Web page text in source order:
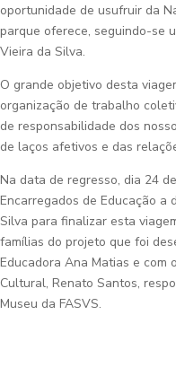
oportunidade de usufruir da
parque oferece, seguindo-se
Vieira da Silva.
O grande objetivo desta
organização de trabalho
de responsabilidade dos
de laços afetivos e das
Na data de regresso, dia 24
Encarregados de Educação a
Silva para finalizar esta
famílias do projeto que foi
Educadora Ana Matias e com
Cultural, Renato Santos,
Museu da FASVS.